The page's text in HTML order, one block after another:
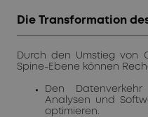
Die Transformation
Durch den Umstieg von
Spine-Ebene können
Den
Analysen und
optimieren.